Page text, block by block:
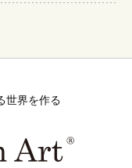
世界を作る